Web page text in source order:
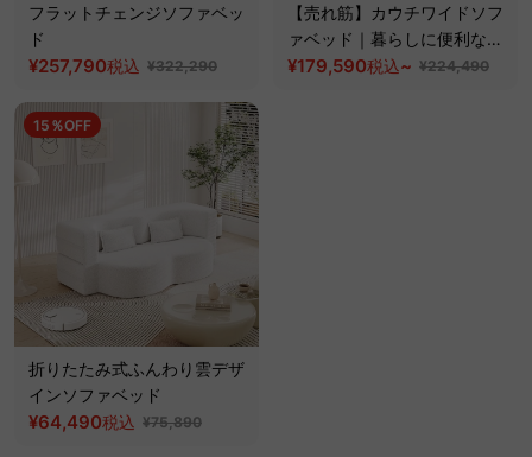
フラットチェンジソファベッ
ド
¥257,790税込 ¥322,290
【売れ筋】カウチワイドソフ
ァベッド｜暮らしに便利な洗
えるカバー＆伸長式ソファ
¥179,590税込~ ¥224,490
15％OFF
折りたたみ式ふんわり雲デザ
インソファベッド
¥64,490税込 ¥75,890